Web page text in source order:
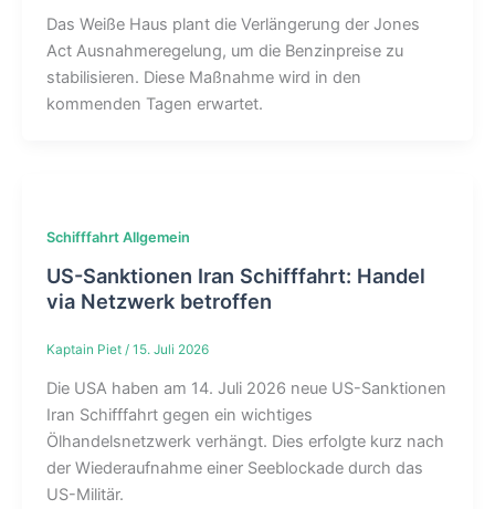
Das Weiße Haus plant die Verlängerung der Jones
Act Ausnahmeregelung, um die Benzinpreise zu
stabilisieren. Diese Maßnahme wird in den
kommenden Tagen erwartet.
Schifffahrt Allgemein
US-Sanktionen Iran Schifffahrt: Handel
via Netzwerk betroffen
Kaptain Piet / 15. Juli 2026
Die USA haben am 14. Juli 2026 neue US-Sanktionen
Iran Schifffahrt gegen ein wichtiges
Ölhandelsnetzwerk verhängt. Dies erfolgte kurz nach
der Wiederaufnahme einer Seeblockade durch das
US-Militär.